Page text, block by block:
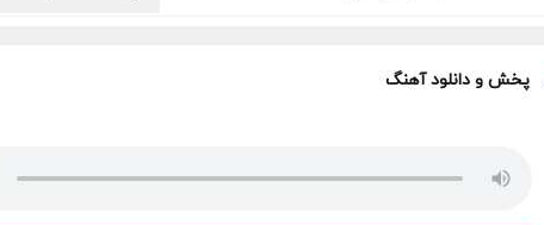
پخش و دانلود آهنگ